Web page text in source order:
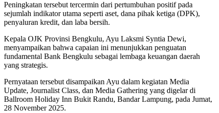
Peningkatan tersebut tercermin dari pertumbuhan positif pada
sejumlah indikator utama seperti aset, dana pihak ketiga (DPK),
penyaluran kredit, dan laba bersih.
Kepala OJK Provinsi Bengkulu, Ayu Laksmi Syntia Dewi,
menyampaikan bahwa capaian ini menunjukkan penguatan
fundamental Bank Bengkulu sebagai lembaga keuangan daerah
yang strategis.
Pernyataan tersebut disampaikan Ayu dalam kegiatan Media
Update, Journalist Class, dan Media Gathering yang digelar di
Ballroom Holiday Inn Bukit Randu, Bandar Lampung, pada Jumat,
28 November 2025.